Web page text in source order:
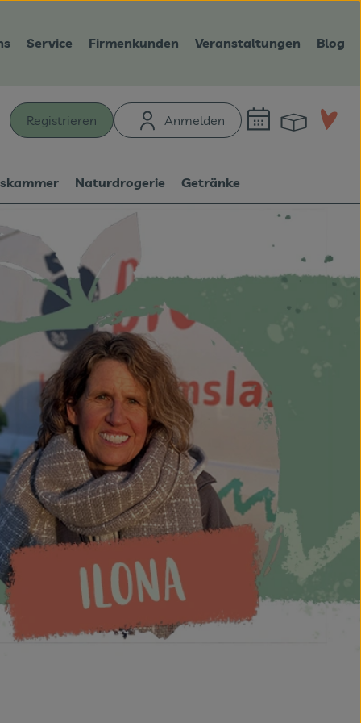
Service Firmenkunden Veranstaltungen Blog
Registrieren Anmelden
Naturdrogerie Getränke